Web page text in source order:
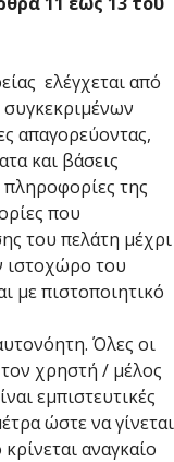
ελέγχεται από
απαγορεύοντας,
και βάσεις
της
που
του πελάτη μέχρι
ιστοχώρο του
με πιστοποιητικό
Όλες οι
χρηστή / μέλος
εμπιστευτικές
ώστε να γίνεται
αναγκαίο